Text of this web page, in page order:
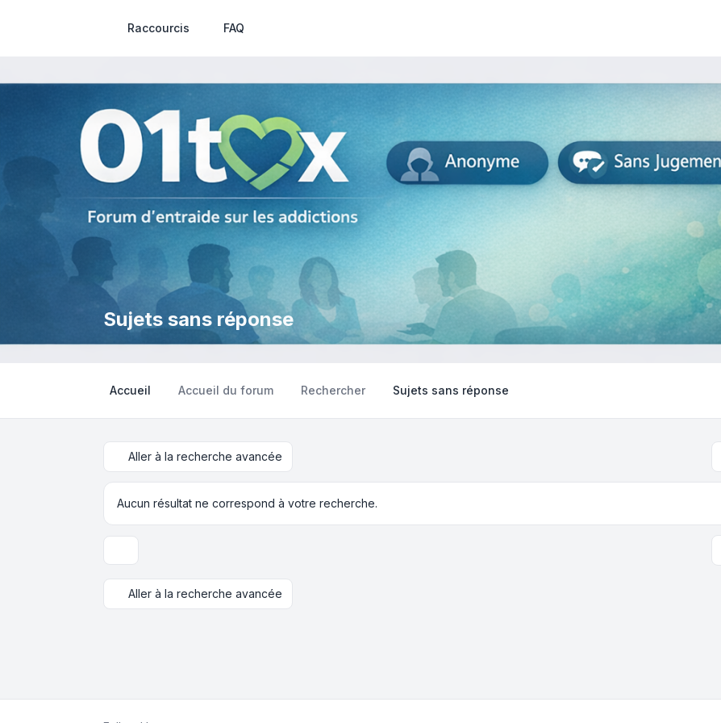
Raccourcis FAQ
Sujets sans réponse
Accueil Accueil du forum Rechercher Sujets sans réponse
Aller à la recherche avancée
Aucun résultat ne correspond à votre recherche.
Aller à la recherche avancée